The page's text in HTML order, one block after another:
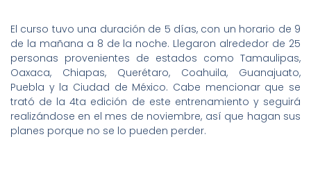
El curso tuvo una duración de 5 días, con un horario de 9
de la mañana a 8 de la noche. Llegaron alrededor de 25
personas provenientes de estados como Tamaulipas,
Oaxaca, Chiapas, Querétaro, Coahuila, Guanajuato,
Puebla y la Ciudad de México. Cabe mencionar que se
trató de la 4ta edición de este entrenamiento y seguirá
realizándose en el mes de noviembre, así que hagan sus
planes porque no se lo pueden perder.